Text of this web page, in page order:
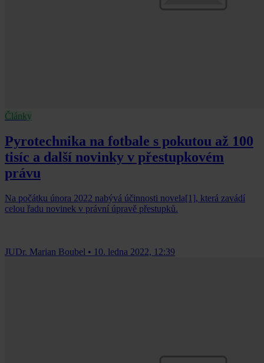
Články
Pyrotechnika na fotbale s pokutou až 100
tisíc a další novinky v přestupkovém
právu
Na počátku února 2022 nabývá účinnosti novela[1], která zavádí
celou řadu novinek v právní úpravě přestupků.
JUDr. Marian Boubel • 10. ledna 2022, 12:39